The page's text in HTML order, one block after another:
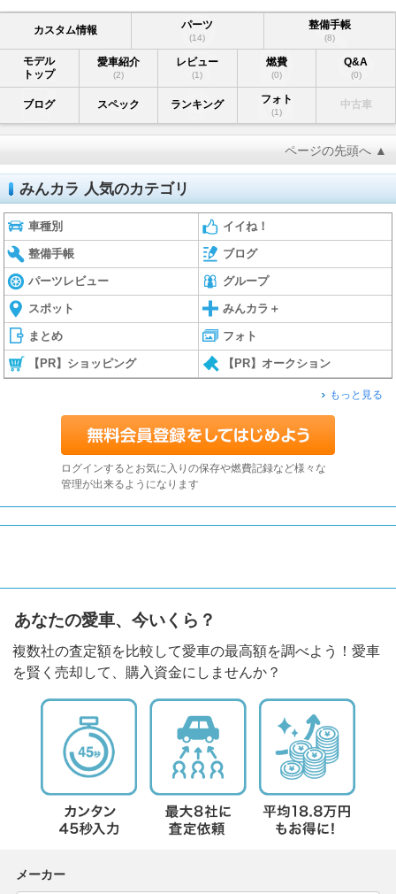
カスタム情報 パーツ
(14)
整備手帳
(8)
モデル
トップ
愛車紹介
(2)
レビュー
(1)
燃費
(0)
Q&A
(0)
ブログ スペック ランキング フォト
(1)
中古車
ページの先頭へ ▲
みんカラ 人気のカテゴリ
車種別 イイね！
整備手帳 ブログ
パーツレビュー グループ
スポット みんカラ＋
まとめ フォト
【PR】ショッピング 【PR】オークション
もっと見る
ログインするとお気に入りの保存や燃費記録など様々な
管理が出来るようになります
あなたの愛車、今いくら？
複数社の査定額を比較して愛車の最高額を調べよう！愛車
を賢く売却して、購入資金にしませんか？
メーカー